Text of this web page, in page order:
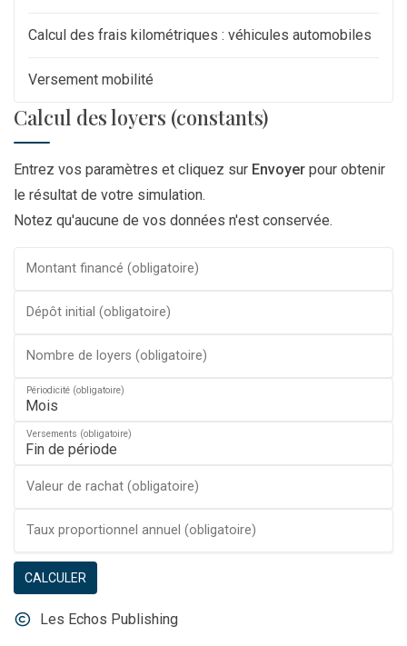
Calcul des loyers (constants)
Entrez vos paramètres et cliquez sur Envoyer pour obtenir
le résultat de votre simulation.
Notez qu'aucune de vos données n'est conservée.
Montant financé (obligatoire)
Dépôt initial (obligatoire)
Nombre de loyers (obligatoire)
Périodicité (obligatoire)
Versements (obligatoire)
Valeur de rachat (obligatoire)
Taux proportionnel annuel (obligatoire)
CALCULER
Les Echos Publishing
Calcul des frais kilométriques : véhicules automobiles
Versement mobilité